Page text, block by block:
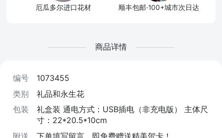
厄瓜多尔进口花材 顺丰包邮·100+城市次日达
商品详情
编号
1073455
类别
礼品和永生花
包装
礼盒装 通电方式：USB插电（非充电版） 主体尺
寸：22*20.5*10cm
附送
下单填写留言，即免费赠送精美贺卡！